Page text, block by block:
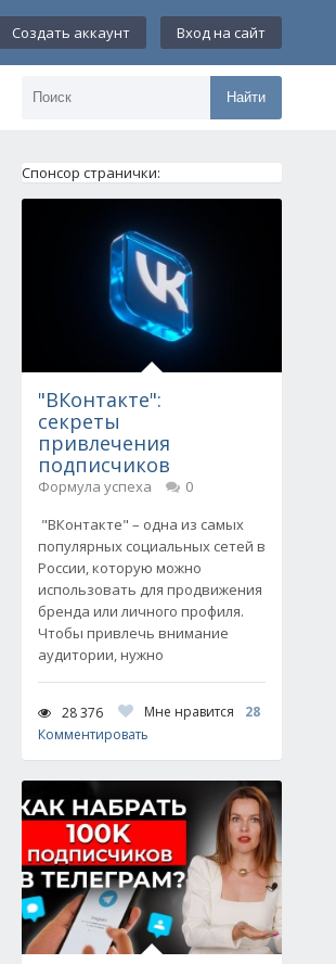
Создать аккаунт Вход на сайт
Найти
Спонсор странички:
"ВКонтакте":
секреты
привлечения
подписчиков
Формула успеха
0
"ВКонтакте" – одна из самых
популярных социальных сетей в
России, которую можно
использовать для продвижения
бренда или личного профиля.
Чтобы привлечь внимание
аудитории, нужно
28 376 Мне нравится
28
Комментировать